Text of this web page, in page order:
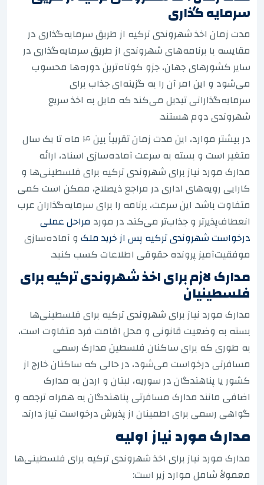
سرمایه گذاری
مدت زمان اخذ شهروندی ترکیه از طریق سرمایه‌گذاری در
مقایسه با برنامه‌های شهروندی از طریق سرمایه‌گذاری در
سایر کشورهای جهان، جزو کوتاه‌ترین دوره‌ها محسوب
می‌شود و این امر آن را به گزینه‌ای جذاب برای
سرمایه‌گذارانی تبدیل می‌کند که مایل به اخذ سریع
شهروندی دوم هستند.
در بیشتر موارد، این مدت زمان تقریباً بین ۴ ماه تا یک سال
متغیر است و بسته به سرعت آماده‌سازی اسناد، ارائه
مدارک مورد نیاز برای شهروندی ترکیه برای فلسطینی‌ها و
کارایی رویه‌های اداری در مراجع ذیصلاح، ممکن است کمی
متفاوت باشد. این سرعت، برنامه را برای سرمایه‌گذاران عرب
انعطاف‌پذیرتر و جذاب‌تر می‌کند. در مورد مراحل عملی
درخواست شهروندی ترکیه پس از خرید ملک و آماده‌سازی
موفقیت‌آمیز پرونده حقوقی اطلاعات کسب کنید.
مدارک لازم برای اخذ شهروندی ترکیه برای
فلسطینیان
مدارک مورد نیاز برای شهروندی ترکیه برای فلسطینی‌ها
بسته به وضعیت قانونی و محل اقامت فرد متفاوت است،
به طوری که برای ساکنان فلسطین مدارک رسمی
مسافرتی درخواست می‌شود، در حالی که ساکنان خارج از
کشور یا پناهندگان در سوریه، لبنان و اردن به مدارک
اضافی مانند مدارک مسافرتی پناهندگان به همراه ترجمه و
گواهی رسمی برای اطمینان از پذیرش درخواست نیاز دارند.
مدارک مورد نیاز اولیه
مدارک مورد نیاز برای اخذ شهروندی ترکیه برای فلسطینی‌ها
معمولاً شامل موارد زیر است: